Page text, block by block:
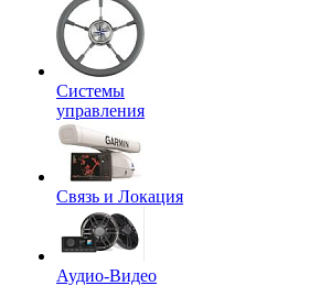
Системы
управления
Связь и Локация
Аудио-Видео